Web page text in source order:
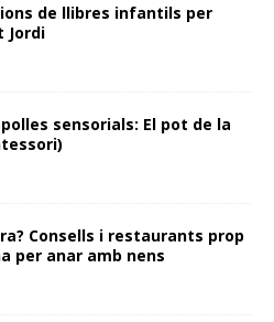
de llibres infantils per
Jordi
sensorials: El pot de la
Consells i restaurants prop
per anar amb nens